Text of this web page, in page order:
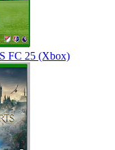
FC 25 (Xbox)